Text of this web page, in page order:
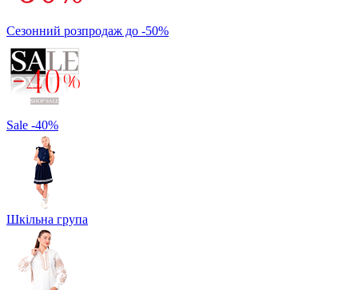
Сезонний розпродаж до -50%
Sale -40%
Шкільна група